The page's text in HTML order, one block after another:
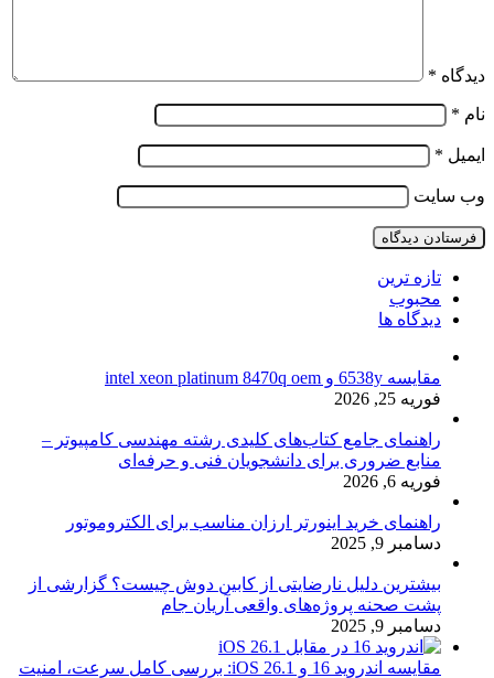
دیدگاه *
نام *
ایمیل *
وب‌ سایت
تازه ترین
محبوب
دیدگاه ها
مقایسه 6538y و intel xeon platinum 8470q oem
فوریه 25, 2026
راهنمای جامع کتاب‌های کلیدی رشته مهندسی کامپیوتر –
منابع ضروری برای دانشجویان فنی و حرفه‌ای
فوریه 6, 2026
راهنمای خرید اینورتر ارزان مناسب برای الکتروموتور
دسامبر 9, 2025
بیشترین دلیل نارضایتی از کابین دوش چیست؟ گزارشی از
پشت صحنه پروژه‌های واقعی آریان جام
دسامبر 9, 2025
مقایسه اندروید 16 و iOS 26.1: بررسی کامل سرعت، امنیت